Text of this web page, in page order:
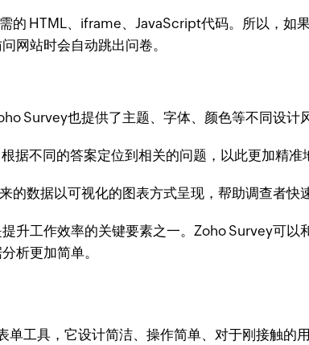
的 HTML、iframe、JavaScript代码。所以，如
网站时会自动跳出问卷。
Survey也提供了主题、字体、颜色等不同设计
据不同的答案定位到相关的问题，以此更加精准
的数据以可视化的图表方式呈现，帮助调查者快
升工作效率的关键要素之一。Zoho Survey可
析更加简单。
工具，它设计简洁、操作简单、对于刚接触的